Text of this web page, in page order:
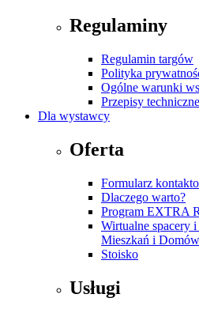
Regulaminy
Regulamin targów
Polityka
Ogólne warunki
Przepisy
Dla wystawcy
Oferta
Formularz
Dlaczego warto?
Program EXTRA
Wirtualne spacery
Mieszkań i Domów
Stoisko
Usługi